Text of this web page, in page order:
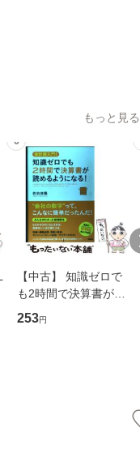
もっと見る
6
【中古】 知識ゼロで
も2時間で決算書が読
めるようになる！ 会
計超入門！ / 佐伯 良
253円